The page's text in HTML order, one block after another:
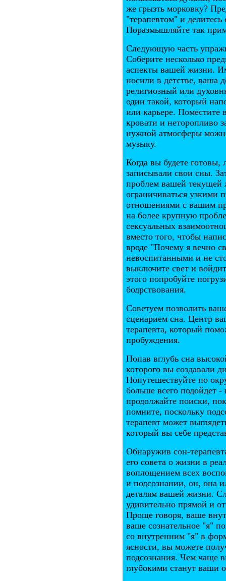
же грызть морковку?
"терапевтом" и
Поразмышляйте так
Следующую часть
Соберите несколько
аспекты вашей жизни.
носили в детстве, ваша
религиозный или
один такой, который
или карьере. Поместите
кровати и неторопливо
нужной атмосферы
музыку.
Когда вы будете готовы,
записывали свои сны.
проблем вашей текущей
ограничиваться узкими
отношениями с вашим
на более крупную
сексуальных
вместо того, чтобы
вроде "Почему я вечно
невоспитанными и не
выключите свет и
этого попробуйте
бодрствования.
Советуем позволить
сценарием сна. Центр
терапевта, который
пробуждения.
Попав вглубь сна
которого вы создавали
Попутешествуйте по
больше всего подойдет
продолжайте поиски,
помните, поскольку
терапевт может
который вы себе
Обнаружив сон-
его совета о жизни в
воплощением всех
и подсознании, он, она
деталям вашей жизни.
удивительно прямой и
Проще говоря, ваше
ваше сознательное "я"
со внутренним "я" в
ясности, вы можете
подсознания. Чем чаще
глубокими станут ваши